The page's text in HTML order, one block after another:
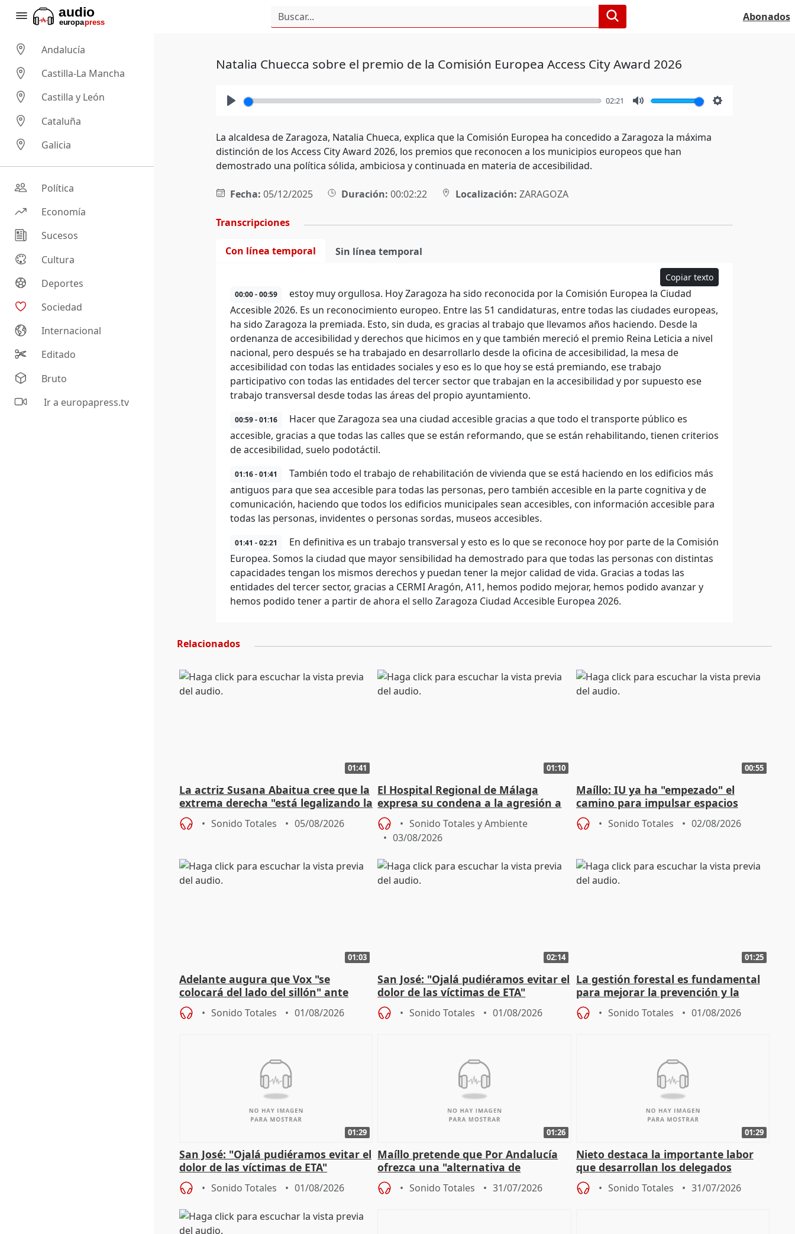
Abonados
Andalucía
Castilla-La Mancha
Castilla y León
Cataluña
Galicia
Política
Economía
Sucesos
Cultura
Deportes
Sociedad
Internacional
Editado
Bruto
Ir a europapress.tv
Natalia Chuecca sobre el premio de la Comisión Europea Access City Award 2026
02:21
La alcaldesa de Zaragoza, Natalia Chueca, explica que la Comisión Europea ha concedido a Zaragoza la máxima
distinción de los Access City Award 2026, los premios que reconocen a los municipios europeos que han
demostrado una política sólida, ambiciosa y continuada en materia de accesibilidad.
Fecha: 05/12/2025 Duración: 00:02:22 Localización: ZARAGOZA
Transcripciones
Con línea temporal Sin línea temporal
Copiar texto
00:00 - 00:59
estoy muy orgullosa. Hoy Zaragoza ha sido reconocida por la Comisión Europea la Ciudad
Accesible 2026. Es un reconocimiento europeo. Entre las 51 candidaturas, entre todas las ciudades europeas,
ha sido Zaragoza la premiada. Esto, sin duda, es gracias al trabajo que llevamos años haciendo. Desde la
ordenanza de accesibilidad y derechos que hicimos en y que también mereció el premio Reina Leticia a nivel
nacional, pero después se ha trabajado en desarrollarlo desde la oficina de accesibilidad, la mesa de
accesibilidad con todas las entidades sociales y eso es lo que hoy se está premiando, ese trabajo
participativo con todas las entidades del tercer sector que trabajan en la accesibilidad y por supuesto ese
trabajo transversal desde todas las áreas del propio ayuntamiento.
00:59 - 01:16
Hacer que Zaragoza sea una ciudad accesible gracias a que todo el transporte público es
accesible, gracias a que todas las calles que se están reformando, que se están rehabilitando, tienen criterios
de accesibilidad, suelo podotáctil.
01:16 - 01:41
También todo el trabajo de rehabilitación de vivienda que se está haciendo en los edificios más
antiguos para que sea accesible para todas las personas, pero también accesible en la parte cognitiva y de
comunicación, haciendo que todos los edificios municipales sean accesibles, con información accesible para
todas las personas, invidentes o personas sordas, museos accesibles.
01:41 - 02:21
En definitiva es un trabajo transversal y esto es lo que se reconoce hoy por parte de la Comisión
Europea. Somos la ciudad que mayor sensibilidad ha demostrado para que todas las personas con distintas
capacidades tengan los mismos derechos y puedan tener la mejor calidad de vida. Gracias a todas las
entidades del tercer sector, gracias a CERMI Aragón, A11, hemos podido mejorar, hemos podido avanzar y
hemos podido tener a partir de ahora el sello Zaragoza Ciudad Accesible Europea 2026.
Relacionados
01:41
La actriz Susana Abaitua cree que la
extrema derecha "está legalizando la
homofobia"
Sonido Totales 05/08/2026
01:10
El Hospital Regional de Málaga
expresa su condena a la agresión a
dos enfermeras de Urgencias
Sonido Totales y Ambiente
03/08/2026
00:55
Maíllo: IU ya ha "empezado" el
camino para impulsar espacios
unitarios para las municipales
Sonido Totales 02/08/2026
01:03
Adelante augura que Vox "se
colocará del lado del sillón" ante
iniciativas de la oposición
Sonido Totales 01/08/2026
02:14
San José: "Ojalá pudiéramos evitar el
dolor de las víctimas de ETA"
Sonido Totales 01/08/2026
01:25
La gestión forestal es fundamental
para mejorar la prevención y la
actuación frente a incendios
Sonido Totales 01/08/2026
01:29
San José: "Ojalá pudiéramos evitar el
dolor de las víctimas de ETA"
Sonido Totales 01/08/2026
01:26
Maíllo pretende que Por Andalucía
ofrezca una "alternativa de
gobierno" con su labor de oposición
Sonido Totales 31/07/2026
01:29
Nieto destaca la importante labor
que desarrollan los delegados
territoriales de la Junta
Sonido Totales 31/07/2026